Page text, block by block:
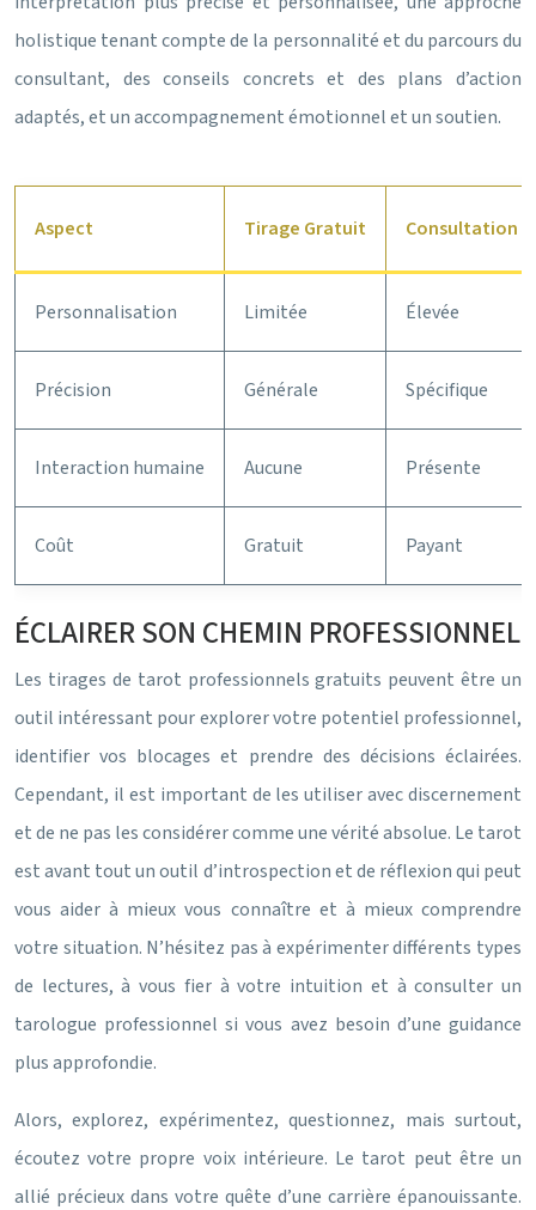
holistique tenant compte de la personnalité et du parcours du
consultant, des conseils concrets et des plans d’action
adaptés, et un accompagnement émotionnel et un soutien.
Aspect Tirage Gratuit Consultation
Personnalisation Limitée Élevée
Précision Générale Spécifique
Interaction humaine Aucune Présente
Coût Gratuit Payant
ÉCLAIRER SON CHEMIN PROFESSIONNEL
Les tirages de tarot professionnels gratuits peuvent être un
outil intéressant pour explorer votre potentiel professionnel,
identifier vos blocages et prendre des décisions éclairées.
Cependant, il est important de les utiliser avec discernement
et de ne pas les considérer comme une vérité absolue. Le tarot
est avant tout un outil d’introspection et de réflexion qui peut
vous aider à mieux vous connaître et à mieux comprendre
votre situation. N’hésitez pas à expérimenter différents types
de lectures, à vous fier à votre intuition et à consulter un
tarologue professionnel si vous avez besoin d’une guidance
plus approfondie.
Alors, explorez, expérimentez, questionnez, mais surtout,
écoutez votre propre voix intérieure. Le tarot peut être un
allié précieux dans votre quête d’une carrière épanouissante.